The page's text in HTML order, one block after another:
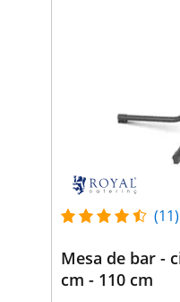
(11)
Mesa de bar -
cm - 110 cm